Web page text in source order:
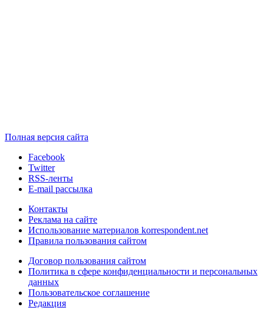
Полная версия сайта
Facebook
Twitter
RSS-ленты
E-mail рассылка
Контакты
Реклама на сайте
Использование материалов korrespondent.net
Правила пользования сайтом
Договор пользования сайтом
Политика в сфере конфиденциальности и персональных
данных
Пользовательское соглашение
Редакция